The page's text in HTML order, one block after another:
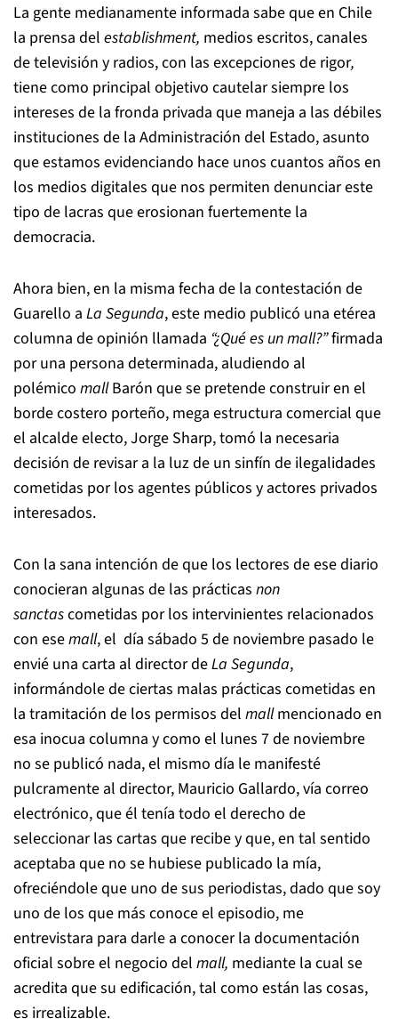
La gente medianamente informada sabe que en Chile
la prensa del establishment, medios escritos, canales
de televisión y radios, con las excepciones de rigor,
tiene como principal objetivo cautelar siempre los
intereses de la fronda privada que maneja a las débiles
instituciones de la Administración del Estado, asunto
que estamos evidenciando hace unos cuantos años en
los medios digitales que nos permiten denunciar este
tipo de lacras que erosionan fuertemente la
democracia.
Ahora bien, en la misma fecha de la contestación de
Guarello a La Segunda, este medio publicó una etérea
columna de opinión llamada “¿Qué es un mall?”firmada
por una persona determinada, aludiendo al
polémico mallBarón que se pretende construir en el
borde costero porteño, mega estructura comercial que
el alcalde electo, Jorge Sharp, tomó la necesaria
decisión de revisar a la luz de un sinfín de ilegalidades
cometidas por los agentes públicos y actores privados
interesados.
Con la sana intención de que los lectores de ese diario
conocieran algunas de las prácticas non
sanctascometidas por los intervinientes relacionados
con esemall, el día sábado 5 de noviembre pasado le
envié una carta al director deLa Segunda,
informándole de ciertas malas prácticas cometidas en
la tramitación de los permisos del mallmencionado en
esa inocua columna y como el lunes 7 de noviembre
no se publicó nada, el mismo día le manifesté
pulcramente al director, Mauricio Gallardo, vía correo
electrónico, que él tenía todo el derecho de
seleccionar las cartas que recibe y que, en tal sentido
aceptaba que no se hubiese publicado la mía,
ofreciéndole que uno de sus periodistas, dado que soy
uno de los que más conoce el episodio, me
entrevistara para darle a conocer la documentación
oficial sobre el negocio del mall, mediante la cual se
acredita que su edificación, tal como están las cosas,
es irrealizable.